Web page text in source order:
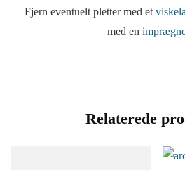
Fjern eventuelt pletter med et
med en
Relaterede